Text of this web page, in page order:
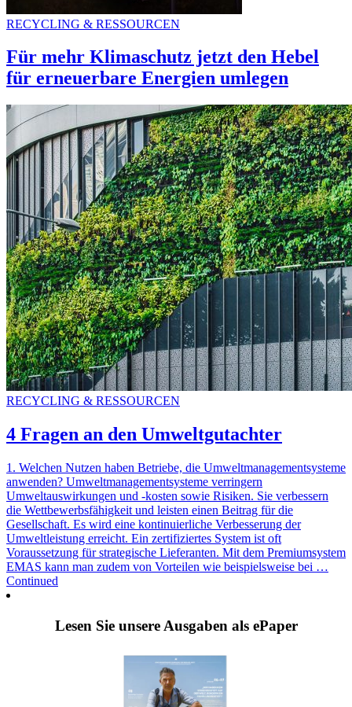
RECYCLING & RESSOURCEN
Für mehr Klimaschutz jetzt den Hebel
für erneuerbare Energien umlegen
RECYCLING & RESSOURCEN
4 Fragen an den Umweltgutachter
1. Welchen Nutzen haben Betriebe, die Umweltmanagementsysteme
anwenden? Umweltmanagementsysteme verringern
Umweltauswirkungen und -kosten sowie Risiken. Sie verbessern
die Wettbewerbsfähigkeit und leisten einen Beitrag für die
Gesellschaft. Es wird eine kontinuierliche Verbesserung der
Umweltleistung erreicht. Ein zertifiziertes System ist oft
Voraussetzung für strategische Lieferanten. Mit dem Premiumsystem
EMAS kann man zudem von Vorteilen wie beispielsweise bei …
Continued
Lesen Sie unsere Ausgaben als ePaper